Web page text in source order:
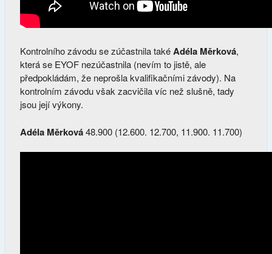
Kontrolního závodu se zúčastnila takéAdéla Měrková,
která se EYOF nezúčastnila (nevím to jistě, ale
předpokládám, že neprošla kvalifikačními závody). Na
kontrolním závodu však zacvičila víc než slušně, tady
jsou její výkony.
Adéla Měrková48.900 (12.600. 12.700, 11.900. 11.700)